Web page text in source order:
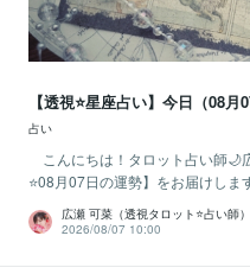
【透視⭐️星座占い】今日（08
占い
こんにちは！タロット占い師🌙
⭐08月07日の運勢】をお届けし
広瀬 可菜（透視タロット⭐占い師）
2026/08/07 10:00